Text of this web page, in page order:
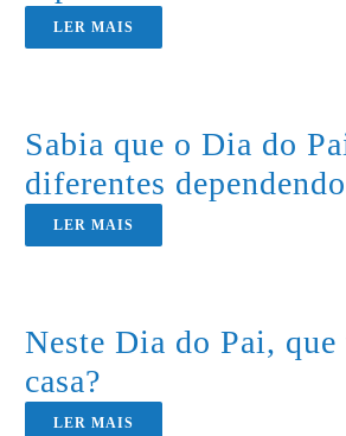
LER MAIS
Sabia que o Dia do
diferentes
LER MAIS
Neste Dia do Pai,
casa?
LER MAIS